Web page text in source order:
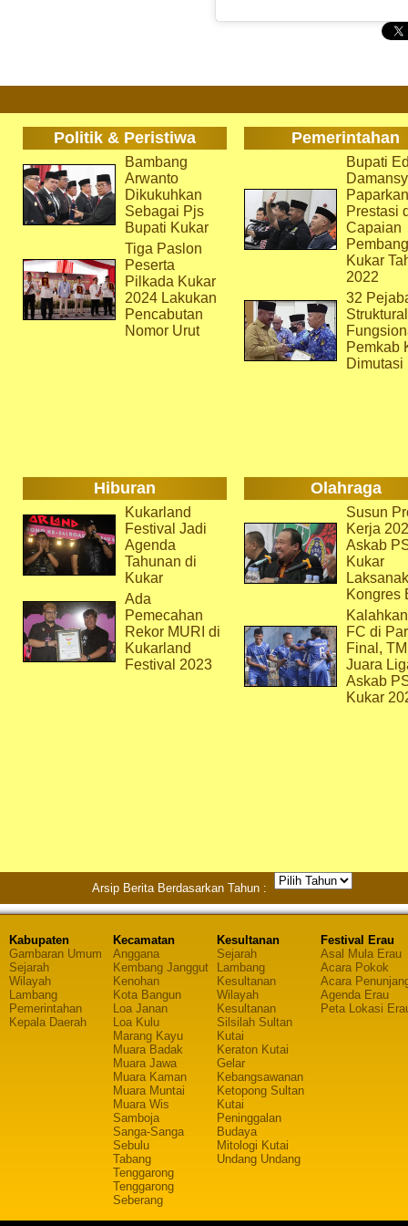
Politik & Peristiwa Pemerintahan
Bambang
Arwanto
Dikukuhkan
Sebagai Pjs
Bupati Kukar
Tiga Paslon
Peserta
Pilkada Kukar
2024 Lakukan
Pencabutan
Nomor Urut
Bupati
Paparkan
Prestasi
Capaian
Kukar
2022
32
Pemkab
Dimutasi
Hiburan Olahraga
Kukarland
Festival Jadi
Agenda
Tahunan di
Kukar
Ada
Pemecahan
Rekor MURI di
Kukarland
Festival 2023
Susun
Kerja
Askab
Kukar
Kongres
FC di
Final,
Juara
Askab
Kukar
Arsip Berita Berdasarkan Tahun :
Kabupaten
Gambaran Umum
Sejarah
Wilayah
Lambang
Pemerintahan
Kepala Daerah
Kecamatan
Anggana
Kembang Janggut
Kenohan
Kota Bangun
Loa Janan
Loa Kulu
Marang Kayu
Muara Badak
Muara Jawa
Muara Kaman
Muara Muntai
Muara Wis
Samboja
Sanga-Sanga
Sebulu
Tabang
Tenggarong
Tenggarong
Seberang
Kesultanan
Sejarah
Lambang
Kesultanan
Wilayah
Kesultanan
Silsilah Sultan
Kutai
Keraton Kutai
Gelar
Kebangsawanan
Ketopong Sultan
Kutai
Peninggalan
Budaya
Mitologi Kutai
Undang Undang
Festival Erau
Asal Mula Erau
Acara Pokok
Acara
Agenda Erau
Peta Lokasi